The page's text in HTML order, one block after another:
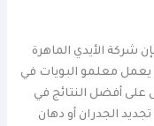
شركة الأيدي الماهرة
معلمو البويات في
على أفضل النتائج في
الجدران أو دهان